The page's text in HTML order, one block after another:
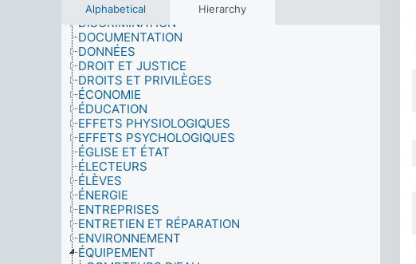
Alphabetical Hierarchy
DIPLÔMÉS
DISCRIMINATION
DOCUMENTATION
DONNÉES
DROIT ET JUSTICE
DROITS ET PRIVILÈGES
ÉCONOMIE
ÉDUCATION
EFFETS PHYSIOLOGIQUES
EFFETS PSYCHOLOGIQUES
ÉGLISE ET ÉTAT
ÉLECTEURS
ÉLÈVES
ÉNERGIE
ENTREPRISES
ENTRETIEN ET RÉPARATION
ENVIRONNEMENT
ÉQUIPEMENT